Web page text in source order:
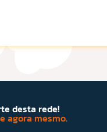
desta rede!
agora mesmo.